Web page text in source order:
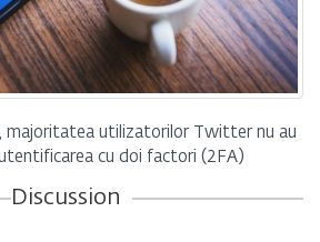
majoritatea utilizatorilor Twitter nu au
cu doi factori (2FA)
Discussion